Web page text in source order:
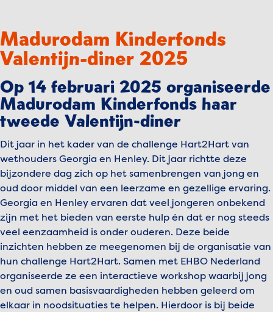
Madurodam Kinderfonds
Valentijn-diner 2025
Op 14 februari 2025 organiseerde
Madurodam Kinderfonds haar
tweede Valentijn-diner
Dit jaar in het kader van de challenge Hart2Hart van
wethouders Georgia en Henley. Dit jaar richtte deze
bijzondere dag zich op het samenbrengen van jong en
oud door middel van een leerzame en gezellige ervaring.
Georgia en Henley ervaren dat veel jongeren onbekend
zijn met het bieden van eerste hulp én dat er nog steeds
veel eenzaamheid is onder ouderen. Deze beide
inzichten hebben ze meegenomen bij de organisatie van
hun challenge Hart2Hart. Samen met EHBO Nederland
organiseerde ze een interactieve workshop waarbij jong
en oud samen basisvaardigheden hebben geleerd om
elkaar in noodsituaties te helpen. Hierdoor is bij beide